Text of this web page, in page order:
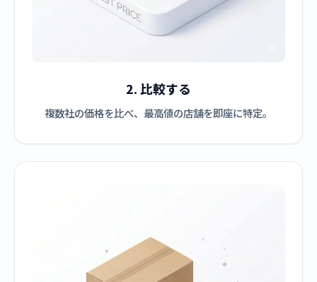
2. 比較する
複数社の価格を比べ、最高値の店舗を即座に特定。